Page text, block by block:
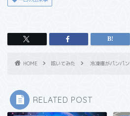
HOME 呟いてみた 冷凍庫がパンパン
RELATED POST